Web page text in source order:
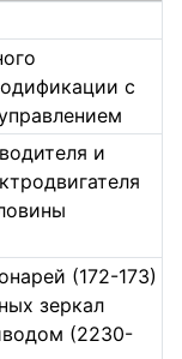
с
и
(172-173)
зеркал
(2230-